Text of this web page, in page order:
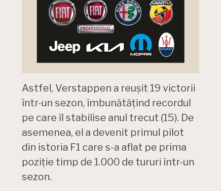
Astfel, Verstappen a reușit 19 victorii
într-un sezon, îmbunătățind recordul
pe care îl stabilise anul trecut (15). De
asemenea, el a devenit primul pilot
din istoria F1 care s-a aflat pe prima
poziție timp de 1.000 de tururi într-un
sezon.